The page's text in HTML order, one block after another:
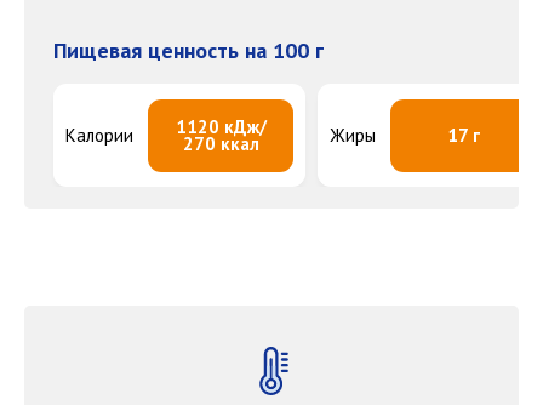
Пищевая ценность на 100 г
Калории 1120 кДж/
270 ккал Жиры 17 г